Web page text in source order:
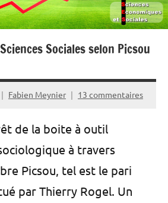
Sociales selon Picsou
Fabien Meynier 13 commentaires
de la boite à outil
à travers
Picsou, tel est le pari
par Thierry Rogel. Un